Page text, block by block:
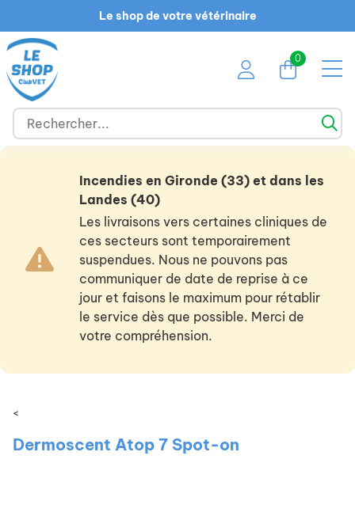
Le shop de votre vétérinaire
0
Incendies en Gironde (33) et dans les
Landes (40)
Les livraisons vers certaines cliniques de
ces secteurs sont temporairement
suspendues. Nous ne pouvons pas
communiquer de date de reprise à ce
jour et faisons le maximum pour rétablir
le service dès que possible. Merci de
votre compréhension.
<
Dermoscent Atop 7 Spot-on